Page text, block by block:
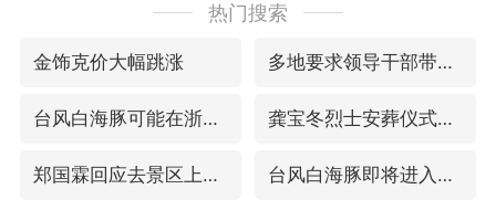
热门搜索
金饰克价大幅跳涨 多地要求领导干部带头休假
台风白海豚可能在浙闽沿海登陆 龚宝冬烈士安葬仪式举行
郑国霖回应去景区上班被保安拦下 台风白海豚即将进入48小时警戒线